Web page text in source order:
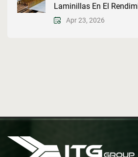
Laminillas En El
Apr 23, 2026